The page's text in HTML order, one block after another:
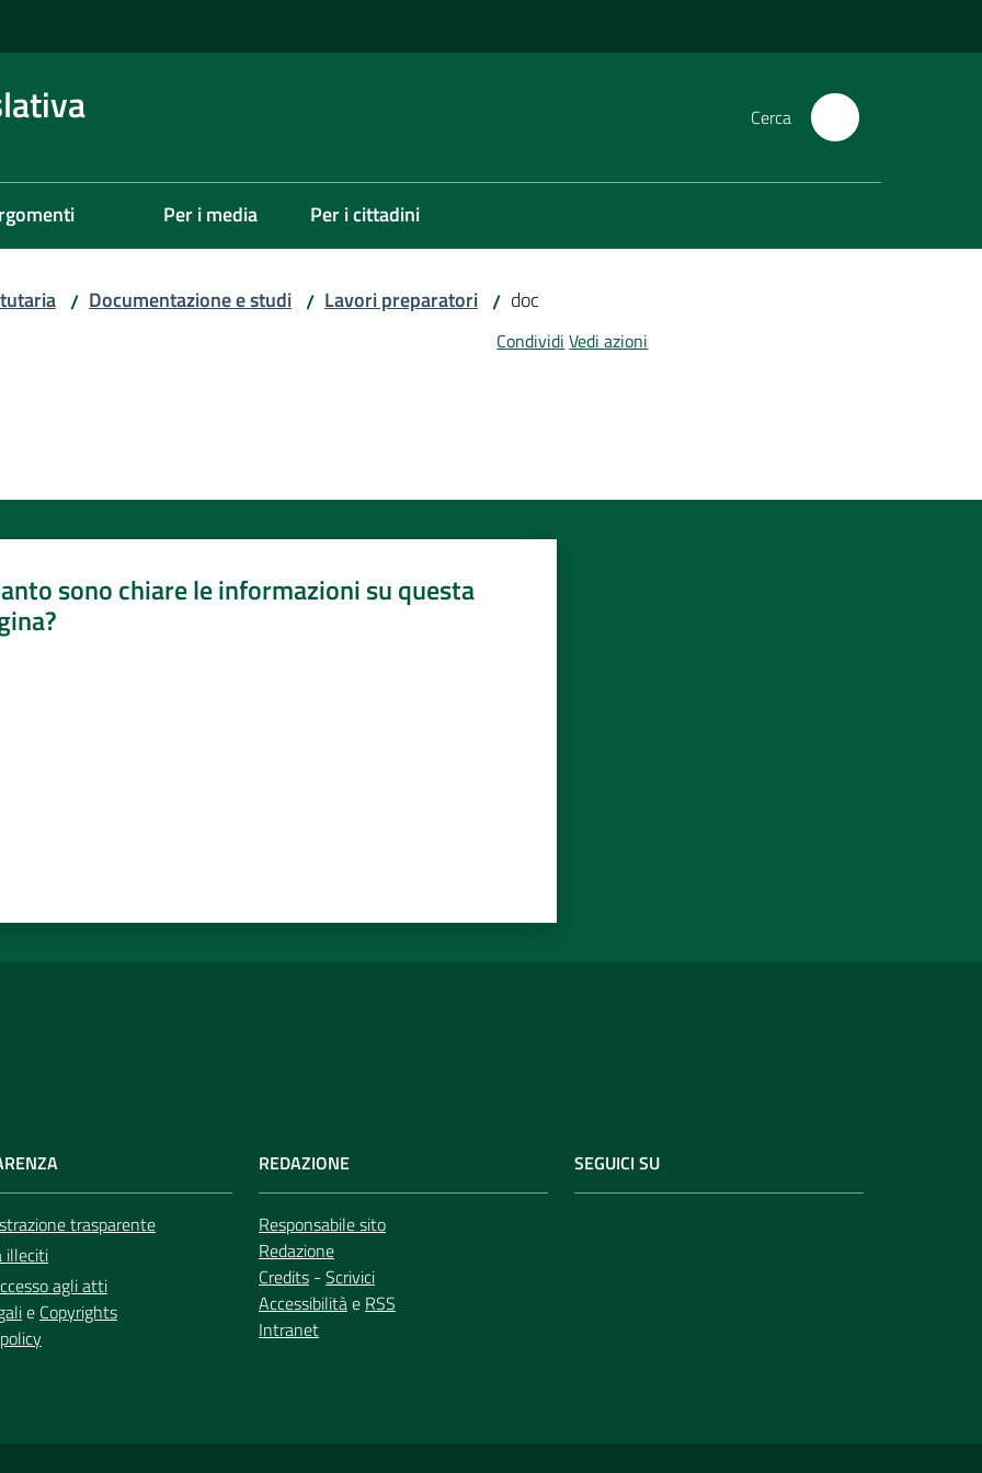
Cerca
Per i media Per i cittadini
/ Documentazione e studi / Lavori preparatori / doc
Condividi Vedi azioni
sono chiare le informazioni su questa
trasparente
illeciti
agli atti
e Copyrights
REDAZIONE
Responsabile sito
Redazione
Credits - Scrivici
Accessibilitàe RSS
Intranet
SEGUICI SU